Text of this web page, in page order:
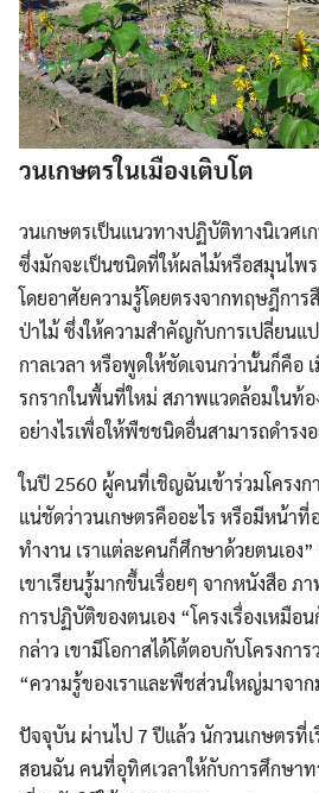
วนเกษตรในเมืองเติบโต
วนเกษตรเป็นแนวทางปฏิบัติทางนิเวศ
ซึ่งมักจะเป็นชนิดที่ให้ผลไม้หรือสมุนไพ
โดยอาศัยความรู้โดยตรงจากทฤษฎีกา
ป่าไม้ ซึ่งให้ความสำคัญกับการเปลี่ยน
กาลเวลา หรือพูดให้ชัดเจนกว่านั้นก็คือ
รกรากในพื้นที่ใหม่ สภาพแวดล้อมในท้อ
อย่างไรเพื่อให้พืชชนิดอื่นสามารถดำรง
ในปี 2560 ผู้คนที่เชิญฉันเข้าร่วมโครง
แน่ชัดว่าวนเกษตรคืออะไร หรือมีหน้าที่
ทำงาน เราแต่ละคนก็ศึกษาด้วยตนเอง
เขาเรียนรู้มากขึ้นเรื่อยๆ จากหนังสือ
การปฏิบัติของตนเอง “โครงเรื่องเหมือ
กล่าว เขามีโอกาสได้โต้ตอบกับโครงกา
“ความรู้ของเราและพืชส่วนใหญ่มาจา
ปัจจุบัน ผ่านไป 7 ปีแล้ว นักวนเกษตรที่เ
สอนฉัน คนที่อุทิศเวลาให้กับการศึกษาท